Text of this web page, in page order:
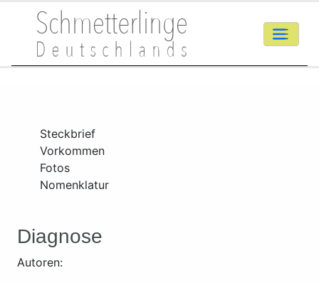
Steckbrief
Vorkommen
Fotos
Nomenklatur
Diagnose
Autoren: